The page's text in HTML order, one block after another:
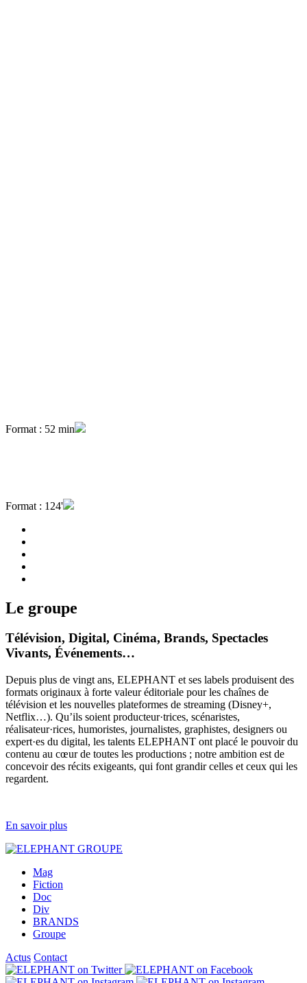
Format : 52 min
Format : 124'
Le groupe
Télévision, Digital, Cinéma, Brands, Spectacles
Vivants, Événements…
Depuis plus de vingt ans, ELEPHANT et ses labels produisent des
formats originaux à forte valeur éditoriale pour les chaînes de
télévision et les nouvelles plateformes de streaming (Disney+,
Netflix…). Qu’ils soient producteur·trices, scénaristes,
réalisateur·rices, humoristes, journalistes, graphistes, designers ou
expert·es du digital, les talents ELEPHANT ont placé le pouvoir du
contenu au cœur de toutes les productions ; notre ambition est de
concevoir des récits exigeants, qui font grandir celles et ceux qui les
regardent.
En savoir plus
Mag
Fiction
Doc
Div
BRANDS
Groupe
Actus Contact